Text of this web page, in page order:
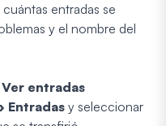
entradas se
y el nombre del
Ver entradas
Entradas y seleccionar